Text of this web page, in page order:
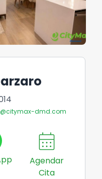
dmd.com
calendar_month
Agendar
Cita